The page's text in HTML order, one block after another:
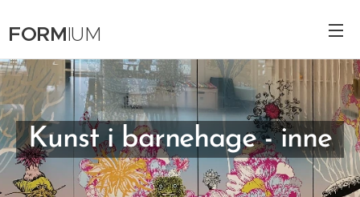
FORMIUM
Kunst i barnehage - inne